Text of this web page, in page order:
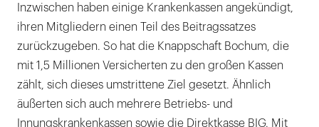
Inzwischen haben einige Krankenkassen angekündigt,
ihren Mitgliedern einen Teil des Beitragssatzes
zurückzugeben. So hat die Knappschaft Bochum, die
mit 1,5 Millionen Versicherten zu den großen Kassen
zählt, sich dieses umstrittene Ziel gesetzt. Ähnlich
äußerten sich auch mehrere Betriebs- und
Innungskrankenkassen sowie die Direktkasse BIG. Mit